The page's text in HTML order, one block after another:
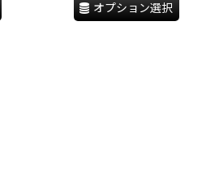
オプション選択